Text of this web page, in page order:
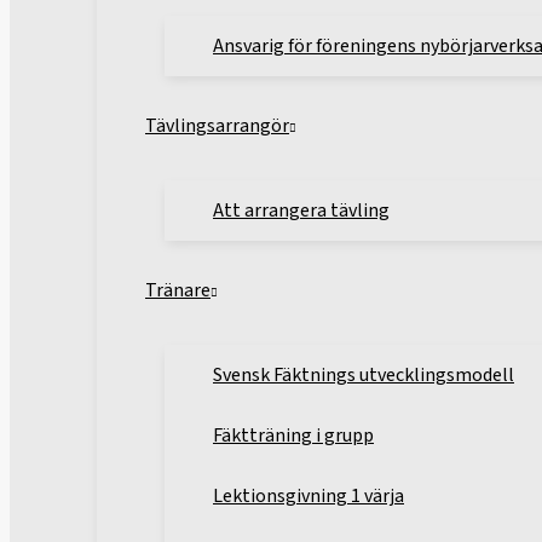
Ansvarig för föreningens
Tävlingsarrangör
Att arrangera tävling
Tränare
Svensk Fäktnings utvecklingsmodell
Fäktträning i grupp
Lektionsgivning 1 värja